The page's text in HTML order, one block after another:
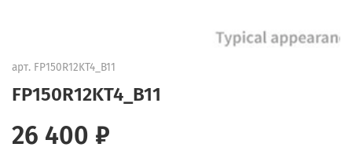
арт. FP150R12KT4_B11
FP150R12KT4_B11
26 400 ₽